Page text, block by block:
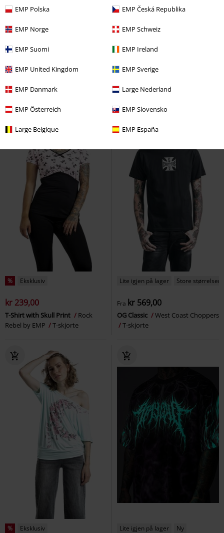
EMP Polska EMP Česká Republika
EMP Norge EMP Schweiz
EMP Suomi EMP Ireland
EMP United Kingdom EMP Sverige
EMP Danmark Large Nederland
EMP Österreich EMP Slovensko
Large Belgique EMP España
Lite igjen på lager
KPI
Fra kr 479,00
2 i 1 Blondeskjorte
% Eksklusiv
kr 239,00
T-skjorte med Gitar-trykk på
T-skjorte
% Eksklusiv
kr 239,00
T-Shirt with Skull Print
Rock
Rebel by EMP
T-skjorte
Lite igjen på lager Store størrelser
Fra kr 569,00
OG Classic
West Coast Choppers
T-skjorte
% Eksklusiv Lite igjen på lager Ny